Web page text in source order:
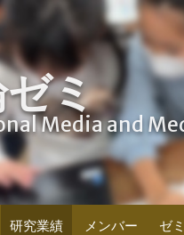
ミ
Media and
研究業績 メンバー ゼ